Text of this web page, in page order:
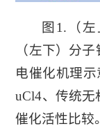
图1.（
（左下）分
电催化机理
uCl4、传统无
催化活性比较。